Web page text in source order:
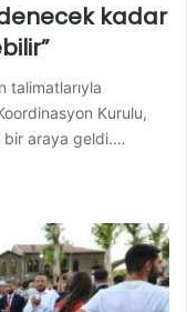
kadar
talimatlarıyla
Kurulu,
bir araya geldi.…